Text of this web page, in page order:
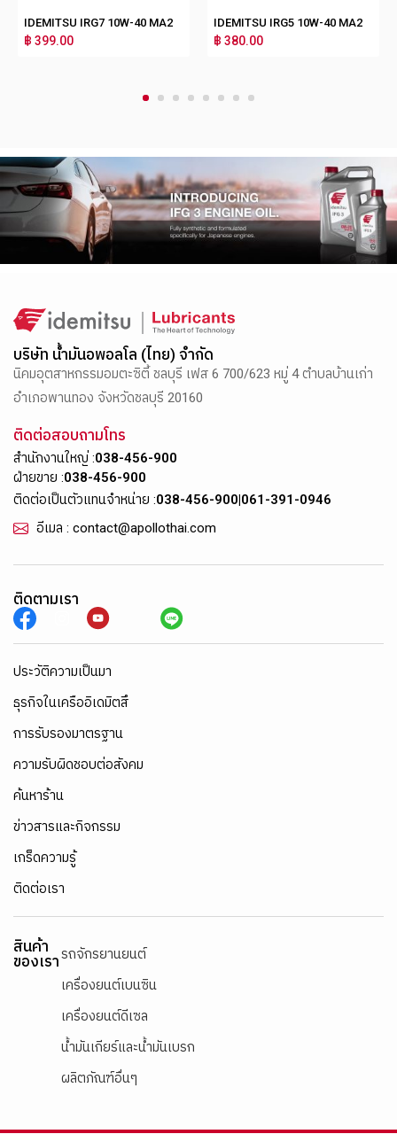
IDEMITSU IRG7 10W-40 MA2
฿ 399.00
IDEMITSU IRG5 10W-40 MA2
฿ 380.00
4 5 6 7 8
บริษัท น้ำมันอพอลโล (ไทย) จำกัด
นิคมอุตสาหกรรมอมตะซิตี้ ชลบุรี เฟส 6 700/623 หมู่ 4 ตำบลบ้านเก่า
อำเภอพานทอง จังหวัดชลบุรี 20160
ติดต่อสอบถามโทร
สำนักงานใหญ่ :038-456-900
ฝ่ายขาย :038-456-900
ติดต่อเป็นตัวแทนจำหน่าย :038-456-900|061-391-0946
อีเมล : contact@apollothai.com
ติดตามเรา
ประวัติความเป็นมา
ธุรกิจในเครืออิเดมิตสึ
การรับรองมาตรฐาน
ความรับผิดชอบต่อสังคม
ค้นหาร้าน
ข่าวสารและกิจกรรม
เกร็ดความรู้
ติดต่อเรา
สินค้า
ของเรารถจักรยานยนต์
เครื่องยนต์เบนซิน
เครื่องยนต์ดีเซล
น้ำมันเกียร์และน้ำมันเบรก
ผลิตภัณฑ์อื่นๆ